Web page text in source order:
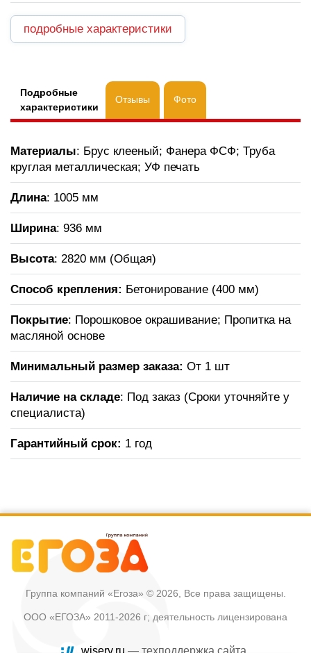
подробные характеристики
Подробные
характеристики
Отзывы Фото
Материалы: Брус клееный; Фанера ФСФ; Труба
круглая металлическая; УФ печать
Длина: 1005 мм
Ширина: 936 мм
Высота: 2820 мм (Общая)
Способ крепления: Бетонирование (400 мм)
Покрытие: Порошковое окрашивание; Пропитка на
масляной основе
Минимальный размер заказа: От 1 шт
Наличие на складе: Под заказ (Сроки уточняйте у
специалиста)
Гарантийный срок: 1 год
Группа компаний «Егоза» © 2026, Все права защищены.
ООО «ЕГОЗА» 2011-2026 г; деятельность лицензирована
wiserv.ru — техподдержка сайта